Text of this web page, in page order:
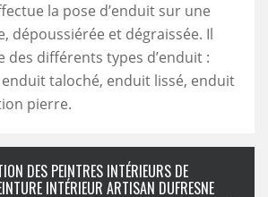
la pose d’enduit sur une
dépoussiérée et dégraissée. Il
des différents types d’enduit :
taloché, enduit lissé, enduit
pierre.
DES PEINTRES INTÉRIEURS DE
INTÉRIEUR ARTISAN DUFRESNE